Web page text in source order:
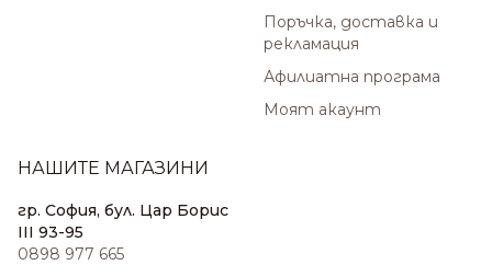
Поръчка, доставка и
рекламация
Афилиатна програма
Моят акаунт
НАШИТЕ МАГАЗИНИ
гр. София, бул. Цар Борис
III 93-95
0898 977 665